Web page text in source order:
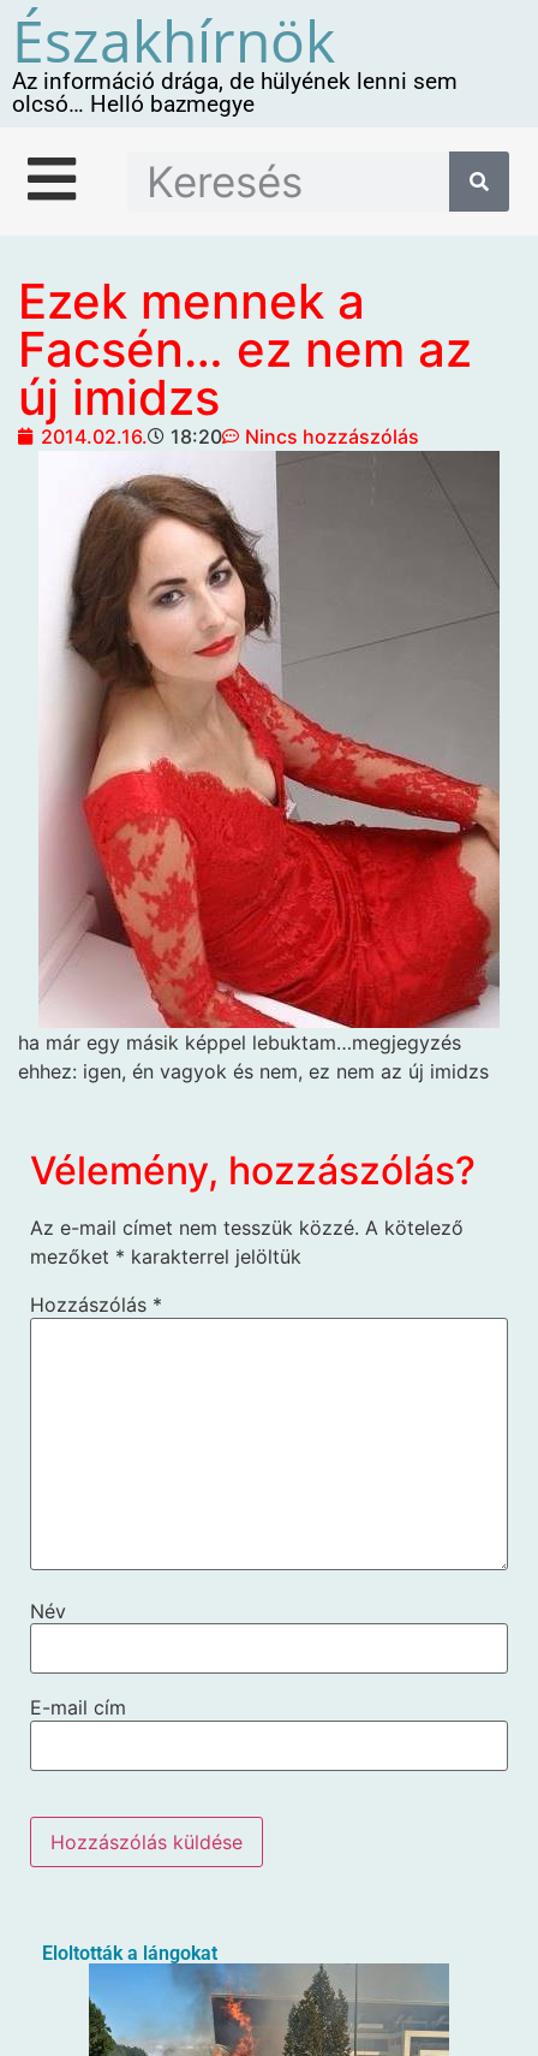
Északhírnök
Az információ drága, de hülyének lenni sem
olcsó… Helló bazmegye
Ezek mennek a
Facsén… ez nem az
új imidzs
2014.02.16. 18:20 Nincs hozzászólás
ha már egy másik képpel lebuktam…megjegyzés
ehhez: igen, én vagyok és nem, ez nem az új imidzs
Vélemény, hozzászólás?
Az e-mail címet nem tesszük közzé. A kötelező
mezőket * karakterrel jelöltük
Hozzászólás *
Név
E-mail cím
Eloltották a lángokat